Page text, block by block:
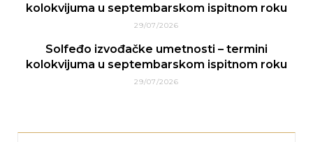
kolokvijuma u septembarskom ispitnom roku
29/07/2026
Solfeđo izvođačke umetnosti – termini
kolokvijuma u septembarskom ispitnom roku
29/07/2026